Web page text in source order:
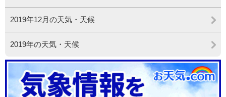
2019年12月の天気・天候
2019年の天気・天候